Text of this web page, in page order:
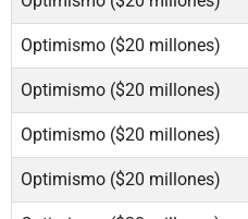
Optimismo ($20 millones)
Optimismo ($20 millones)
Optimismo ($20 millones)
Optimismo ($20 millones)